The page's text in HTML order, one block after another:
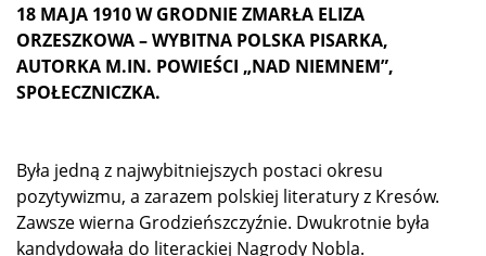
18 MAJA 1910 W GRODNIE ZMARŁA ELIZA
ORZESZKOWA – WYBITNA POLSKA PISARKA,
AUTORKA M.IN. POWIEŚCI „NAD NIEMNEM”,
SPOŁECZNICZKA.
Była jedną z najwybitniejszych postaci okresu
pozytywizmu, a zarazem polskiej literatury z Kresów.
Zawsze wierna Grodzieńszczyźnie. Dwukrotnie była
kandydowała do literackiej Nagrody Nobla.